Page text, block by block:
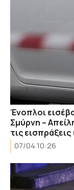
Ένοπλοι
Σμύρνη –
τις
07/04 10:26